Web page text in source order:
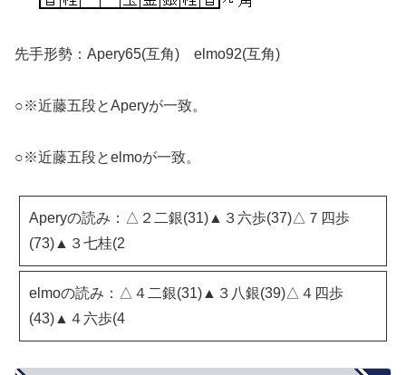
先手形勢：Apery65(互角) elmo92(互角)
○※近藤五段とAperyが一致。
○※近藤五段とelmoが一致。
Aperyの読み：△２二銀(31)▲３六歩(37)△７四歩
(73)▲３七桂(2
elmoの読み：△４二銀(31)▲３八銀(39)△４四歩
(43)▲４六歩(4